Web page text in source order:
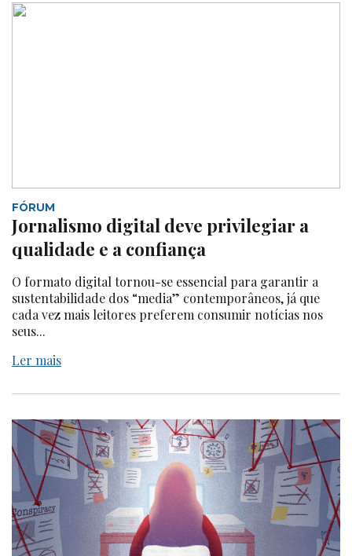
FÓRUM
Jornalismo digital deve privilegiar a
qualidade e a confiança
O formato digital tornou-se essencial para garantir a
sustentabilidade dos “media” contemporâneos, já que
cada vez mais leitores preferem consumir notícias nos
seus...
Ler mais